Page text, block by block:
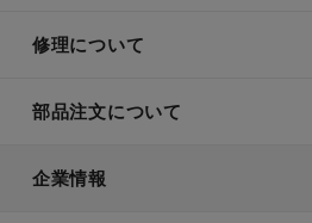
修理について
部品注文について
企業情報